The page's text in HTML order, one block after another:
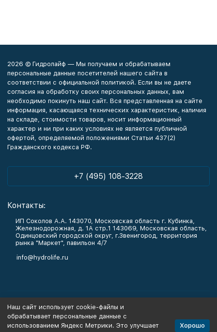
2026 © Гидролайф — Мы получаем и обрабатываем
персональные данные посетителей нашего сайта в
соответствии с официальной политикой. Если вы не даете
согласия на обработку своих персональных данных, вам
необходимо покинуть наш сайт. Вся представленная на сайте
информация, касающаяся технических характеристик, наличия
на складе, стоимости товаров, носит информационный
характер и ни при каких условиях не является публичной
офертой, определяемой положениями Статьи 437(2)
Гражданского кодекса РФ.
+7 (495) 108-3228
Контакты:
ИП Соколов А.А. 143070, Московская область г. Кубинка,
Железнодорожная, д. 1А стр.1 143069, Московская область,
Одинцовский городской округ, г.Звенигород, территория
рынка "Маркет", павильон 4/7
info@hydrolife.ru
Информация
Наш сайт использует cookie-файлы и
обрабатывает персональные данные с
использованием Яндекс Метрики. Это улучшает
Хорошо